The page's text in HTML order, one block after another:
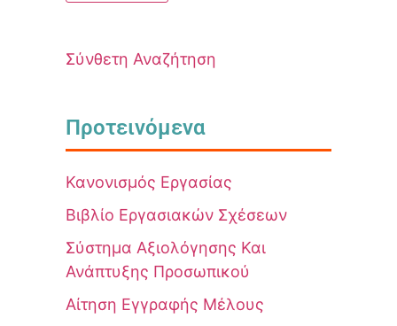
Σύνθετη Αναζήτηση
Προτεινόμενα
Κανονισμός Εργασίας
Βιβλίο Εργασιακών Σχέσεων
Σύστημα Αξιολόγησης Και
Ανάπτυξης Προσωπικού
Αίτηση Εγγραφής Μέλους